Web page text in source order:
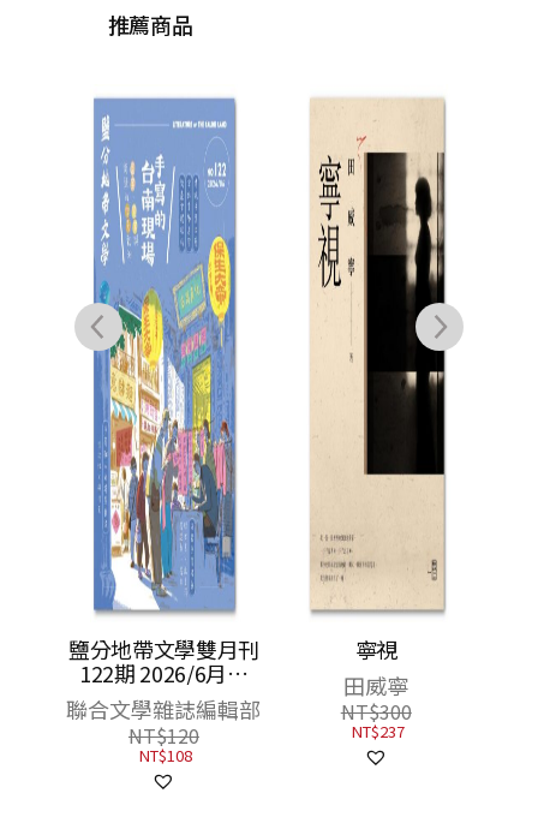
推薦商品
鹽分地帶文學雙月刊
122期 2026/6月號
（手寫的臺南現場）
聯合文學雜誌編輯部
NT$120
NT$108
寧視
田威寧
NT$300
NT$237